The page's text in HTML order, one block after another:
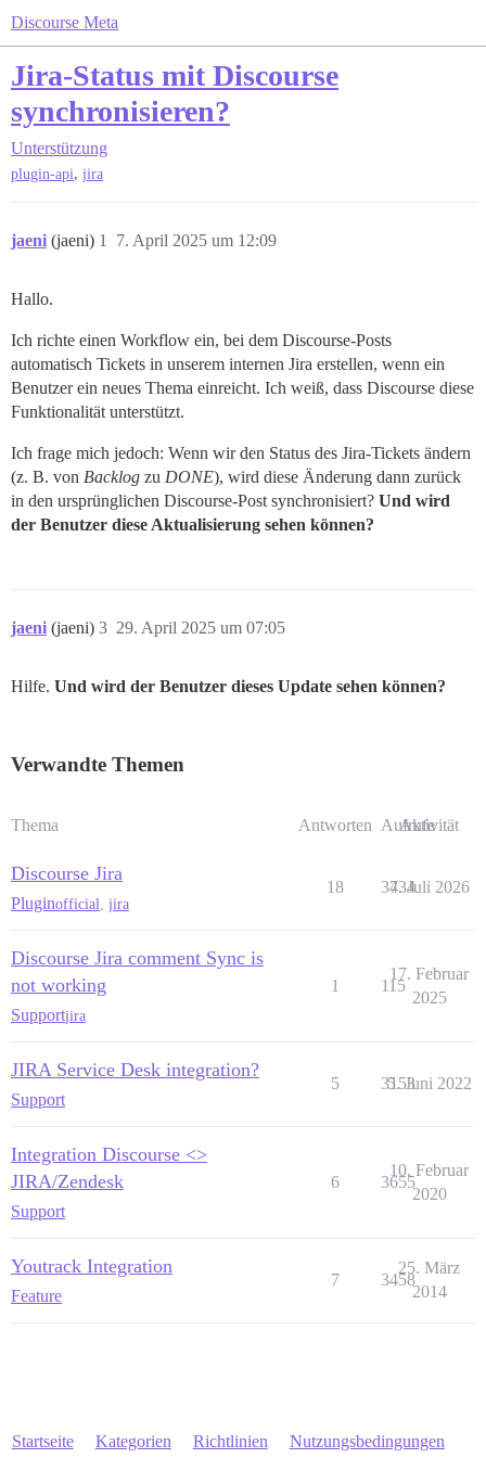
Discourse Meta
Jira-Status mit Discourse
synchronisieren?
Unterstützung
plugin-api, jira
jaeni (jaeni) 7. April 2025 um 12:09
1
Hallo.
Ich richte einen Workflow ein, bei dem Discourse-Posts
automatisch Tickets in unserem internen Jira erstellen, wenn ein
Benutzer ein neues Thema einreicht. Ich weiß, dass Discourse diese
Funktionalität unterstützt.
Ich frage mich jedoch: Wenn wir den Status des Jira-Tickets ändern
(z. B. von Backlog zu DONE), wird diese Änderung dann zurück
in den ursprünglichen Discourse-Post synchronisiert? Und wird
der Benutzer diese Aktualisierung sehen können?
jaeni (jaeni) 29. April 2025 um 07:05
3
Hilfe. Und wird der Benutzer dieses Update sehen können?
Verwandte Themen
Thema Antworten Aufrufe
Aktivität
Discourse Jira
Pluginofficial jira
18 3734
4. Juli 2026
Discourse Jira comment Sync is
not working
Supportjira
1 115
17. Februar
2025
JIRA Service Desk integration?
Support
5 3153
5. Juni 2022
Integration Discourse <>
JIRA/Zendesk
Support
6 3655
10. Februar
2020
Youtrack Integration
Feature
7 3458
25. März
2014
Startseite Kategorien Richtlinien Nutzungsbedingungen